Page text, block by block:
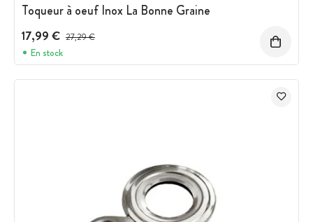
Toqueur à oeuf Inox La Bonne Graine
17,99 € Prix avant réduction :
27,29 €
En stock